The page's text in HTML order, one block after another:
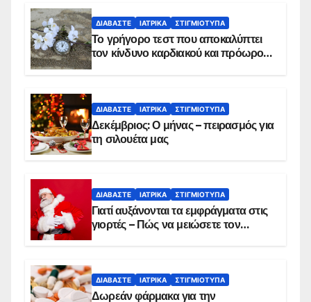
ΔΙΑΒΆΣΤΕ ΙΑΤΡΙΚΆ ΣΤΙΓΜΙΌΤΥΠΑ
Το γρήγορο τεστ που αποκαλύπτει
τον κίνδυνο καρδιακού και πρόωρου
ΔΙΑΒΆΣΤΕ ΙΑΤΡΙΚΆ ΣΤΙΓΜΙΌΤΥΠΑ
Δεκέμβριος: Ο μήνας – πειρασμός για
τη σιλουέτα μας
ΔΙΑΒΆΣΤΕ ΙΑΤΡΙΚΆ ΣΤΙΓΜΙΌΤΥΠΑ
Γιατί αυξάνονται τα εμφράγματα στις
γιορτές – Πώς να μειώσετε τον
ΔΙΑΒΆΣΤΕ ΙΑΤΡΙΚΆ ΣΤΙΓΜΙΌΤΥΠΑ
Δωρεάν φάρμακα για την